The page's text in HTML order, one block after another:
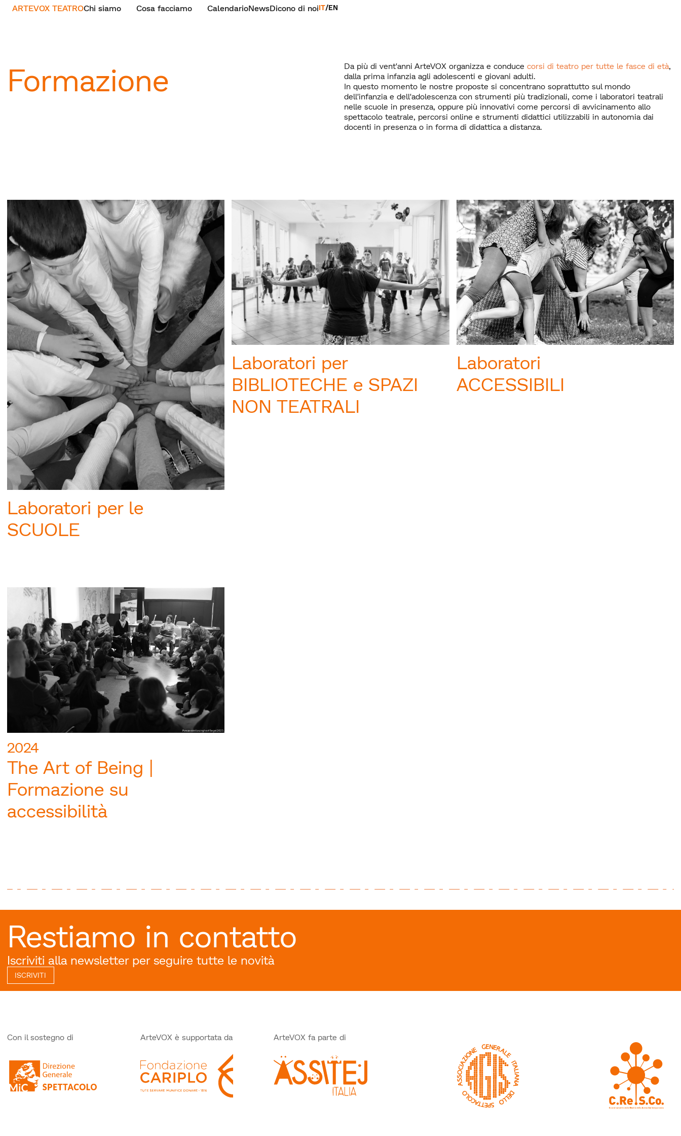
ARTEVOX TEATROChi siamo Cosa facciamo CalendarioNewsDicono di noiIT/EN
Formazione Da più di vent'anni ArteVOX organizza e conduce corsi di teatro per tutte le fasce di età,
dalla prima infanzia agli adolescenti e giovani adulti.
In questo momento le nostre proposte si concentrano soprattutto sul mondo
dell'infanzia e dell'adolescenza con strumenti più tradizionali, come i laboratori teatrali
nelle scuole in presenza, oppure più innovativi come percorsi di avvicinamento allo
spettacolo teatrale, percorsi online e strumenti didattici utilizzabili in autonomia dai
docenti in presenza o in forma di didattica a distanza.
Laboratori per le
SCUOLE
Laboratori per
BIBLIOTECHE e SPAZI
NON TEATRALI
Laboratori
ACCESSIBILI
2024
The Art of Being |
Formazione su
accessibilità
Restiamo in contatto
Iscriviti alla newsletter per seguire tutte le novità
ISCRIVITI
Con il sostegno di ArteVOX è supportata da ArteVOX fa parte di